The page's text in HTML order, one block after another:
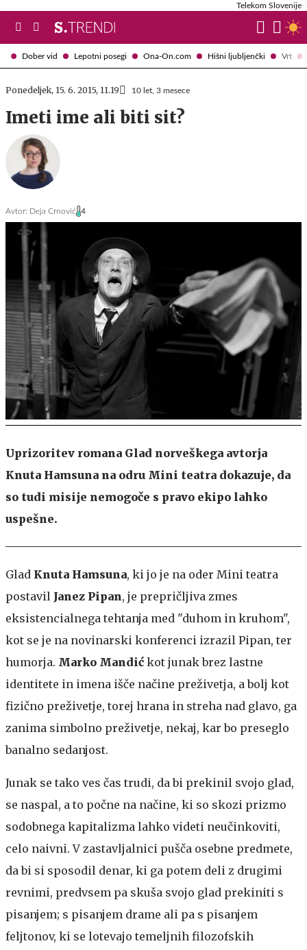
Dober vid Lepotni posegi Ona-On.com Hišni ljubljenčki Vrt
Telekom Slovenije
Ponedeljek, 15. 6. 2015, 11.19 10 let, 3 mesece
Imeti ime ali biti sit?
Avtor: Deja Crnović 4
Uprizoritev romana Glad norveškega avtorja
Knuta Hamsuna na odru Mini teatra dokazuje, da
so tudi misije nemogoče s pravo ekipo lahko
uspešne.
Glad Knuta Hamsuna, ki jo je na oder Mini teatra
postavil Janez Pipan, je prepričljiva zmes
eksistencialnega tehtanja med "duhom in kruhom",
kot se je na novinarski konferenci izrazil Pipan, ter
humorja. Marko Mandić kot junak brez lastne
identitete in imena išče načine preživetja, a bolj kot
fizično preživetje, torej hrana in streha nad glavo, ga
zanima simbolno preživetje, nekaj, kar bo preseglo
banalno sedanjost.
Junak se tako ves čas trudi, da bi prekinil svojo glad,
se naspal, a to počne na načine, ki so skozi prizmo
sodobnega kapitalizma lahko videti neučinkoviti,
celo naivni. V zastavljalnici pušča osebne predmete,
da bi si sposodil denar, ki ga potem deli z drugimi
revnimi, predvsem pa skuša svojo glad prekiniti s
pisanjem; s pisanjem drame ali pa s pisanjem
feljtonov, ki se lotevajo temeljnih filozofskih